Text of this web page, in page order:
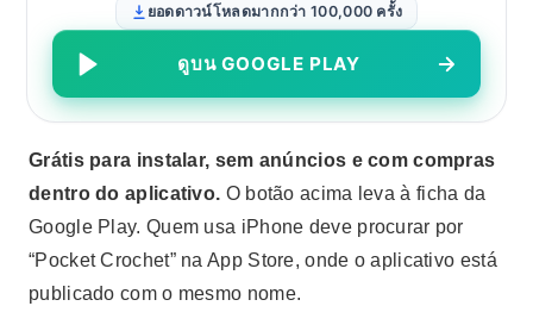
ยอดดาวน์โหลดมากกว่า 100,000 ครั้ง
ดูบน GOOGLE PLAY
Grátis para instalar, sem anúncios e com compras
dentro do aplicativo. O botão acima leva à ficha da
Google Play. Quem usa iPhone deve procurar por
“Pocket Crochet” na App Store, onde o aplicativo está
publicado com o mesmo nome.